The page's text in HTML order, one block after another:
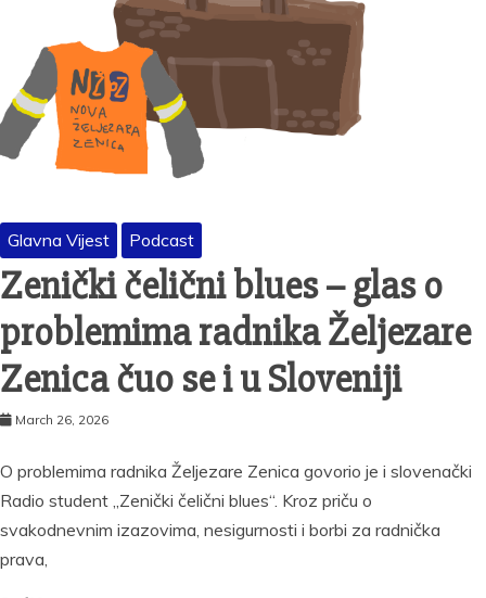
Glavna Vijest Podcast
Zenički čelični blues – glas o
problemima radnika Željezare
Zenica čuo se i u Sloveniji
March 26, 2026
O problemima radnika Željezare Zenica govorio je i slovenački
Radio student „Zenički čelični blues“. Kroz priču o
svakodnevnim izazovima, nesigurnosti i borbi za radnička
prava,